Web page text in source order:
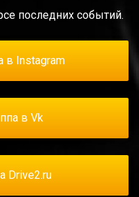
последних событий.
в Instagram
в Vk
Drive2.ru